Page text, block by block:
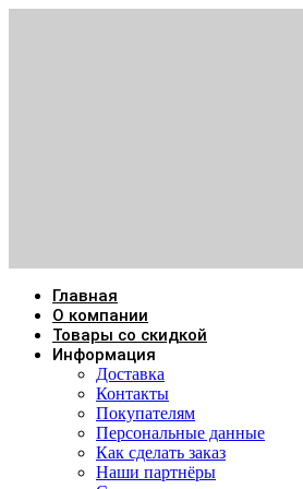
Главная
О компании
Товары со скидкой
Информация
Доставка
Контакты
Покупателям
Персональные данные
Как сделать заказ
Наши партнёры